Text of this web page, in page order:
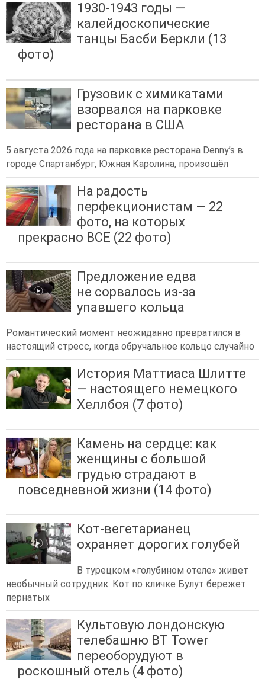
1930-1943 годы —
калейдоскопические
танцы Басби Беркли (13
фото)
Грузовик с химикатами
взорвался на парковке
ресторана в США
5 августа 2026 года на парковке ресторана Denny’s в
городе Спартанбург, Южная Каролина, произошёл
На радость
перфекционистам — 22
фото, на которых
прекрасно ВСЕ (22 фото)
Предложение едва
не сорвалось из-за
упавшего кольца
Романтический момент неожиданно превратился в
настоящий стресс, когда обручальное кольцо случайно
История Маттиаса Шлитте
— настоящего немецкого
Хеллбоя (7 фото)
Камень на сердце: как
женщины с большой
грудью страдают в
повседневной жизни (14 фото)
Кот-вегетарианец
охраняет дорогих голубей
В турецком «голубином отеле» живет
необычный сотрудник. Кот по кличке Булут бережет
пернатых
Культовую лондонскую
телебашню BT Tower
переоборудуют в
роскошный отель (4 фото)